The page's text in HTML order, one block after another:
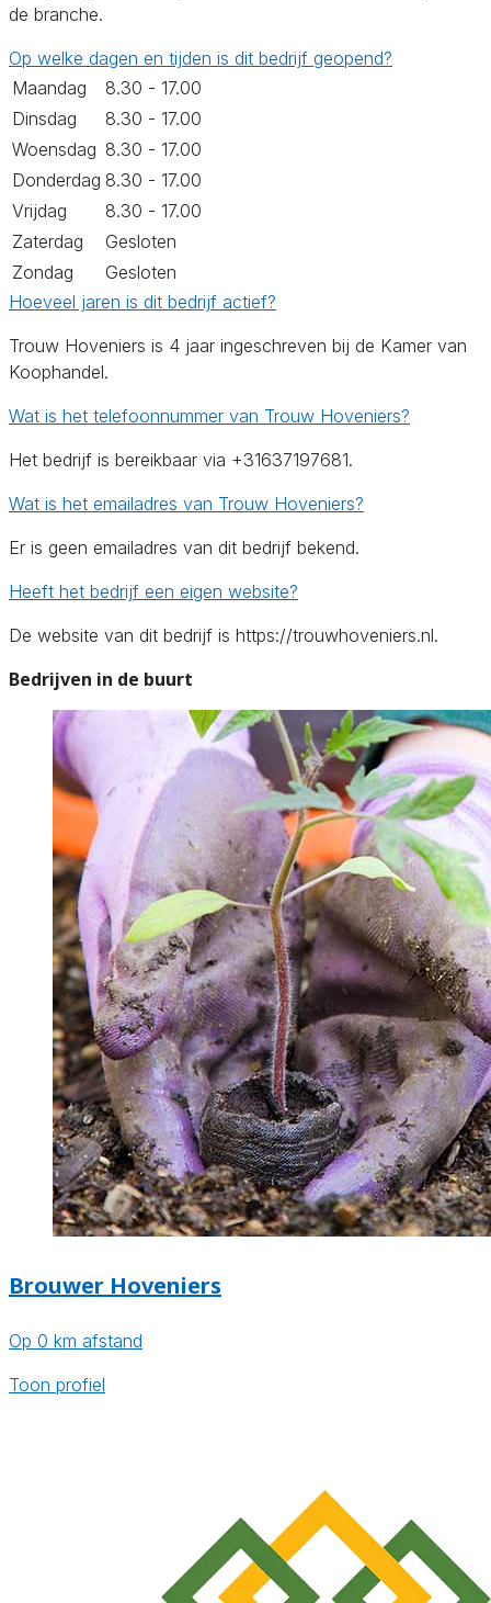
de branche.
Op welke dagen en tijden is dit bedrijf geopend?
Maandag
8.30 - 17.00
Dinsdag
8.30 - 17.00
Woensdag 8.30 - 17.00
Donderdag 8.30 - 17.00
Vrijdag
8.30 - 17.00
Zaterdag
Gesloten
Zondag
Gesloten
Hoeveel jaren is dit bedrijf actief?
Trouw Hoveniers is 4 jaar ingeschreven bij de Kamer van
Koophandel.
Wat is het telefoonnummer van Trouw Hoveniers?
Het bedrijf is bereikbaar via +31637197681.
Wat is het emailadres van Trouw Hoveniers?
Er is geen emailadres van dit bedrijf bekend.
Heeft het bedrijf een eigen website?
De website van dit bedrijf is https://trouwhoveniers.nl.
Bedrijven in de buurt
Brouwer Hoveniers
Op 0 km afstand
Toon profiel